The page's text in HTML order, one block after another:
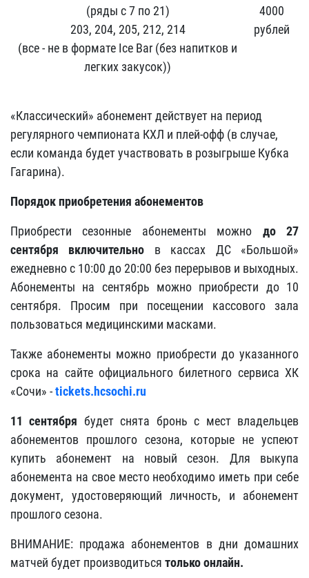
(ряды с 7 по 21)
203, 204, 205, 212, 214
(все - не в формате Ice Bar (без напитков и
легких закусок))
4000
рублей
«Классический» абонемент действует на период
регулярного чемпионата КХЛ и плей-офф (в случае,
если команда будет участвовать в розыгрыше Кубка
Гагарина).
Порядок приобретения абонементов
Приобрести сезонные абонементы можно до 27
сентября включительно в кассах ДС «Большой»
ежедневно с 10:00 до 20:00 без перерывов и выходных.
Абонементы на сентябрь можно приобрести до 10
сентября. Просим при посещении кассового зала
пользоваться медицинскими масками.
Также абонементы можно приобрести до указанного
срока на сайте официального билетного сервиса ХК
«Сочи» -tickets.hcsochi.ru
11 сентября будет снята бронь с мест владельцев
абонементов прошлого сезона, которые не успеют
купить абонемент на новый сезон. Для выкупа
абонемента на свое место необходимо иметь при себе
документ, удостоверяющий личность, и абонемент
прошлого сезона.
ВНИМАНИЕ: продажа абонементов в дни домашних
матчей будет производиться только онлайн.